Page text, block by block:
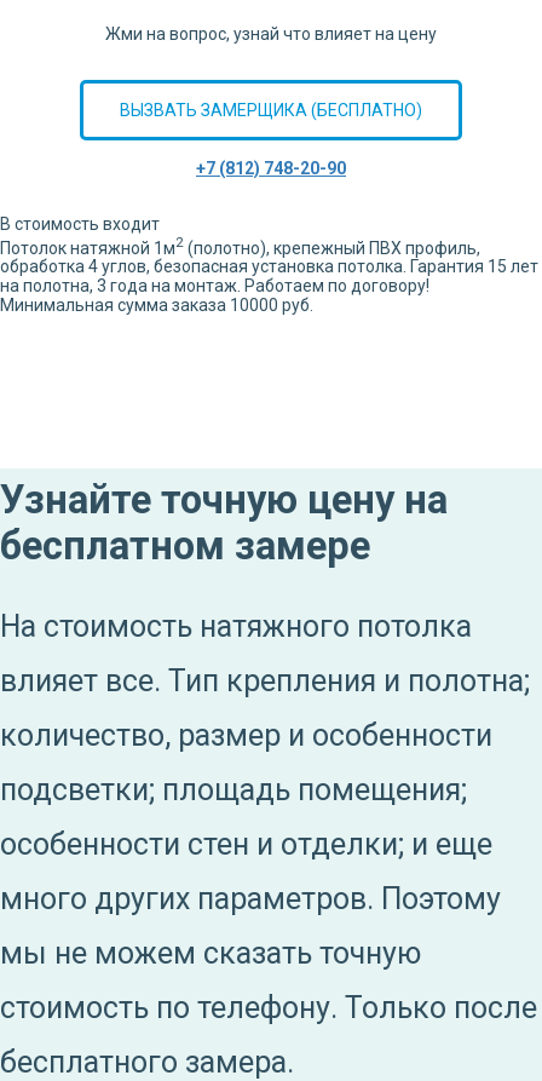
Жми на вопрос, узнай что влияет на цену
ВЫЗВАТЬ ЗАМЕРЩИКА (БЕСПЛАТНО)
+7 (812) 748-20-90
В стоимость входит
Потолок натяжной 1м2 (полотно), крепежный ПВХ профиль,
обработка4углов, безопасная установка потолка. Гарантия 15 лет
на полотна, 3 года на монтаж. Работаем по договору!
Минимальная сумма заказа 10000 руб.
Узнайте точную цену на
бесплатном замере
На стоимость натяжного потолка
влияет все. Тип крепления и полотна;
количество, размер и особенности
подсветки; площадь помещения;
особенности стен и отделки; и еще
много других параметров. Поэтому
мы не можем сказать точную
стоимость по телефону. Только после
бесплатного замера.